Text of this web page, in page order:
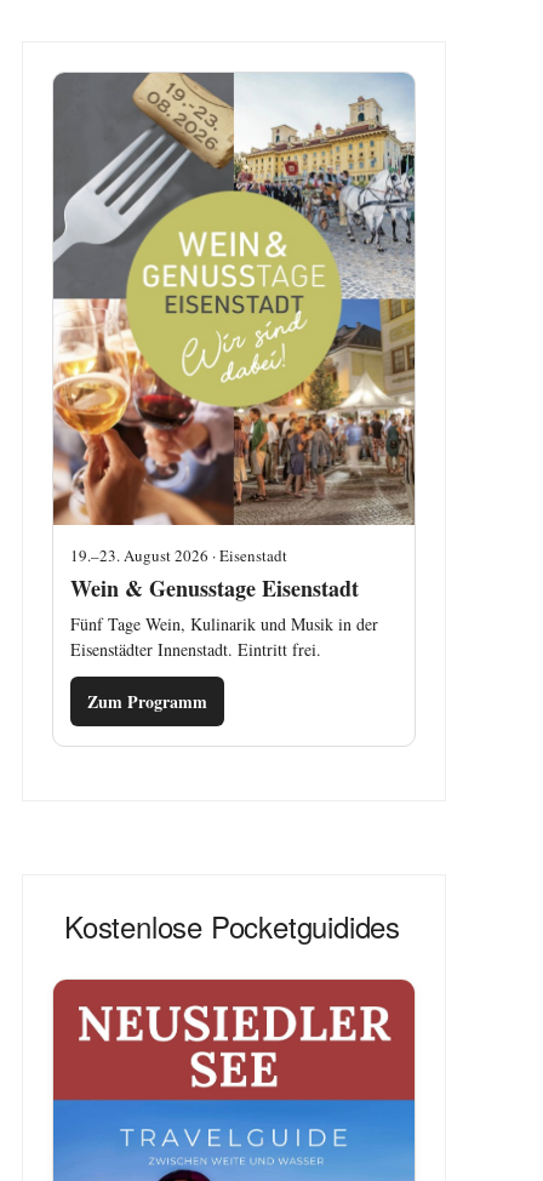
19.–23. August 2026 · Eisenstadt
Wein & Genusstage Eisenstadt
Fünf Tage Wein, Kulinarik und Musik in der
Eisenstädter Innenstadt. Eintritt frei.
Zum Programm
Kostenlose Pocketguidides